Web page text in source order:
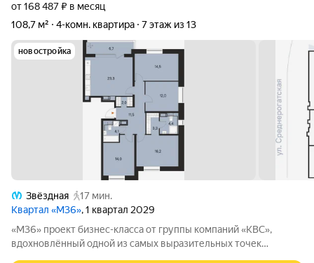
от 168 487 ₽ в месяц
108,7 м²
4-комн. квартира 7 этаж из 13
новостройка
Звёздная
17 мин.
Квартал «М36», 1 квартал 2029
«М36» проект бизнес-класса от группы компаний «КВС»,
вдохновлённый одной из самых выразительных точек